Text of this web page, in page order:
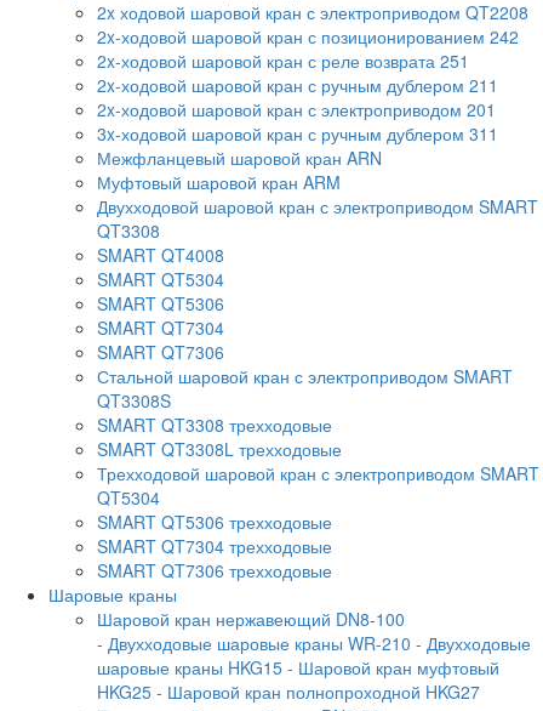
2x ходовой шаровой кран с электроприводом QT2208
2x-ходовой шаровой кран с позиционированием 242
2x-ходовой шаровой кран с реле возврата 251
2x-ходовой шаровой кран с ручным дублером 211
2x-ходовой шаровой кран с электроприводом 201
3x-ходовой шаровой кран с ручным дублером 311
Межфланцевый шаровой кран ARN
Муфтовый шаровой кран ARM
Двухходовой шаровой кран с электроприводом SMART
QT3308
SMART QT4008
SMART QT5304
SMART QT5306
SMART QT7304
SMART QT7306
Стальной шаровой кран с электроприводом SMART
QT3308S
SMART QT3308 трехходовые
SMART QT3308L трехходовые
Трехходовой шаровой кран с электроприводом SMART
QT5304
SMART QT5306 трехходовые
SMART QT7304 трехходовые
SMART QT7306 трехходовые
Шаровые краны
Шаровой кран нержавеющий DN8-100
- Двухходовые шаровые краны WR-210 - Двухходовые
шаровые краны HKG15 - Шаровой кран муфтовый
HKG25 - Шаровой кран полнопроходной HKG27